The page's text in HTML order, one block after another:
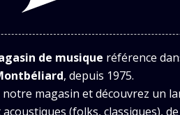
de musique référence
, depuis 1975.
magasin et découvrez un
(folks, classiques),